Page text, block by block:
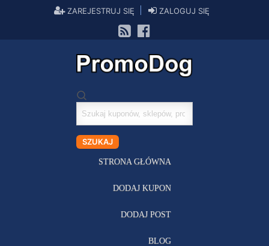
ZAREJESTRUJ SIĘ ZALOGUJ SIĘ
Szukaj
kuponów
SZUKAJ
STRONA GŁÓWNA
DODAJ KUPON
DODAJ POST
BLOG